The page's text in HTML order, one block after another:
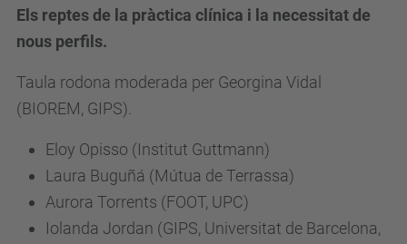
Els reptes de la pràctica clínica i la necessitat de
nous perfils.
Taula rodona moderada per Georgina Vidal
(BIOREM, GIPS).
Eloy Opisso (Institut Guttmann)
Laura Buguñá (Mútua de Terrassa)
Aurora Torrents (FOOT, UPC)
Iolanda Jordan (GIPS, Universitat de Barcelona,